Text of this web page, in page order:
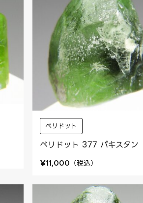
ペリドット
ペリドット 377 パキスタン
¥11,000 （税込）